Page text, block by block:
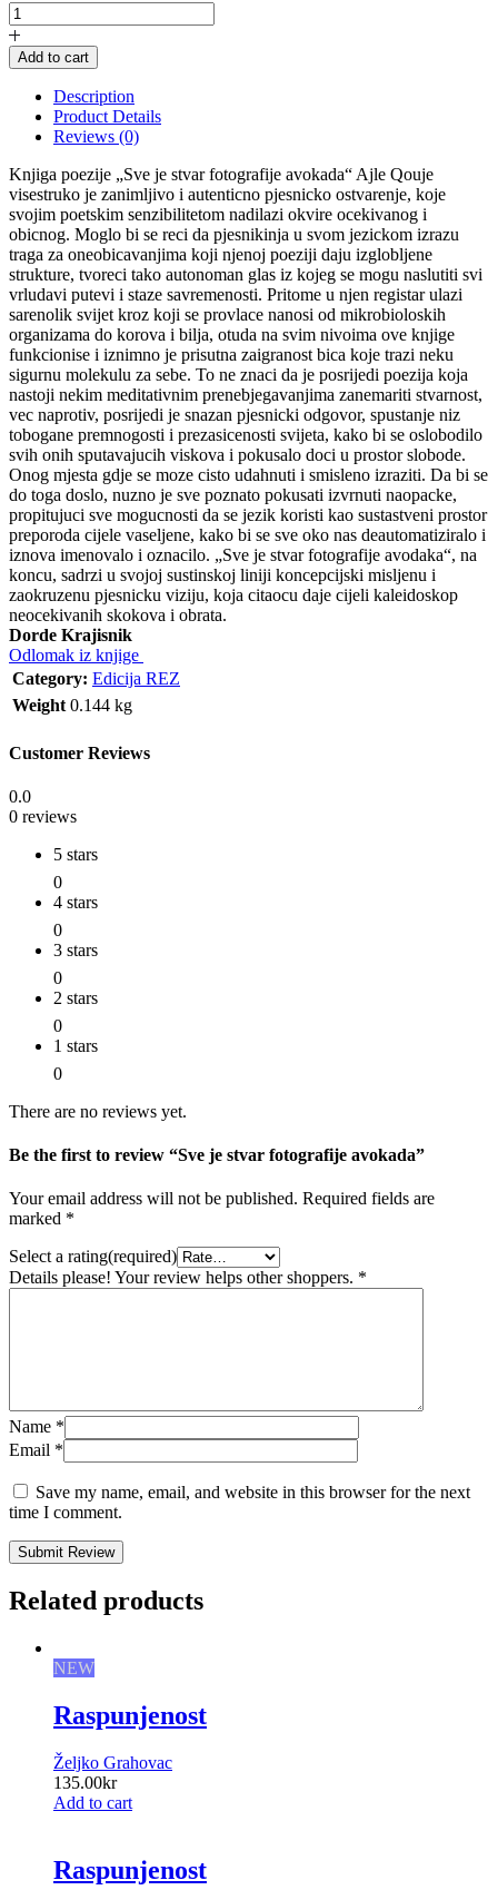
Sve
je
stvar
fotografije
avokada
quantity
Add to cart
Description
Product Details
Reviews (0)
Knjiga poezije „Sve je stvar fotografije avokada“ Ajle Qouje
visestruko je zanimljivo i autenticno pjesnicko ostvarenje, koje
svojim poetskim senzibilitetom nadilazi okvire ocekivanog i
obicnog. Moglo bi se reci da pjesnikinja u svom jezickom izrazu
traga za oneobicavanjima koji njenoj poeziji daju izglobljene
strukture, tvoreci tako autonoman glas iz kojeg se mogu naslutiti svi
vrludavi putevi i staze savremenosti. Pritome u njen registar ulazi
sarenolik svijet kroz koji se provlace nanosi od mikrobioloskih
organizama do korova i bilja, otuda na svim nivoima ove knjige
funkcionise i iznimno je prisutna zaigranost bica koje trazi neku
sigurnu molekulu za sebe. To ne znaci da je posrijedi poezija koja
nastoji nekim meditativnim prenebjegavanjima zanemariti stvarnost,
vec naprotiv, posrijedi je snazan pjesnicki odgovor, spustanje niz
tobogane premnogosti i prezasicenosti svijeta, kako bi se oslobodilo
svih onih sputavajucih viskova i pokusalo doci u prostor slobode.
Onog mjesta gdje se moze cisto udahnuti i smisleno izraziti. Da bi se
do toga doslo, nuzno je sve poznato pokusati izvrnuti naopacke,
propitujuci sve mogucnosti da se jezik koristi kao sustastveni prostor
preporoda cijele vaseljene, kako bi se sve oko nas deautomatiziralo i
iznova imenovalo i oznacilo. „Sve je stvar fotografije avodaka“, na
koncu, sadrzi u svojoj sustinskoj liniji koncepcijski misljenu i
zaokruzenu pjesnicku viziju, koja citaocu daje cijeli kaleidoskop
neocekivanih skokova i obrata.
Dorde Krajisnik
Odlomak iz knjige
Category: Edicija REZ
Weight 0.144 kg
Customer Reviews
0.0
0 reviews
5 stars
0
4 stars
0
3 stars
0
2 stars
0
1 stars
0
There are no reviews yet.
Be the first to review “Sve je stvar fotografije avokada”
Your email address will not be published. Required fields are
marked *
Select a rating(required)
Details please! Your review helps other shoppers. *
Name *
Email *
Save my name, email, and website in this browser for the next
time I comment.
Submit Review
Related products
NEW
Raspunjenost
Željko Grahovac
135.00kr
Add to cart
Raspunjenost